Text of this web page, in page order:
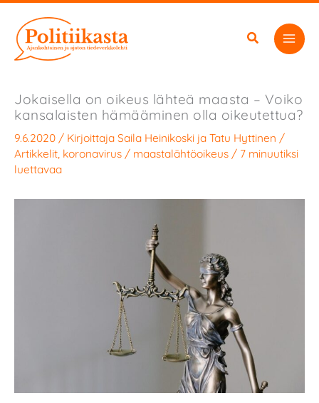
sisältöön
Jokaisella on oikeus lähteä maasta – Voiko
kansalaisten hämääminen olla oikeutettua?
9.6.2020 / Kirjoittaja Saila Heinikoski ja Tatu Hyttinen /
Artikkelit koronavirus / maastalähtöoikeus / 7 minuutiksi
luettavaa